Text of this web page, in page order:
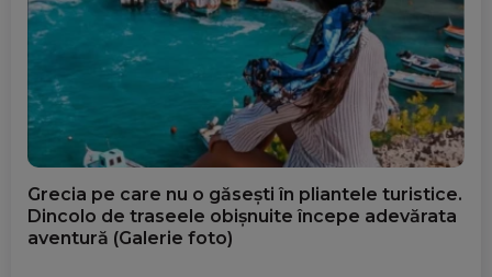
Grecia pe care nu o găsești în pliantele turistice.
Dincolo de traseele obișnuite începe adevărata
aventură (Galerie foto)